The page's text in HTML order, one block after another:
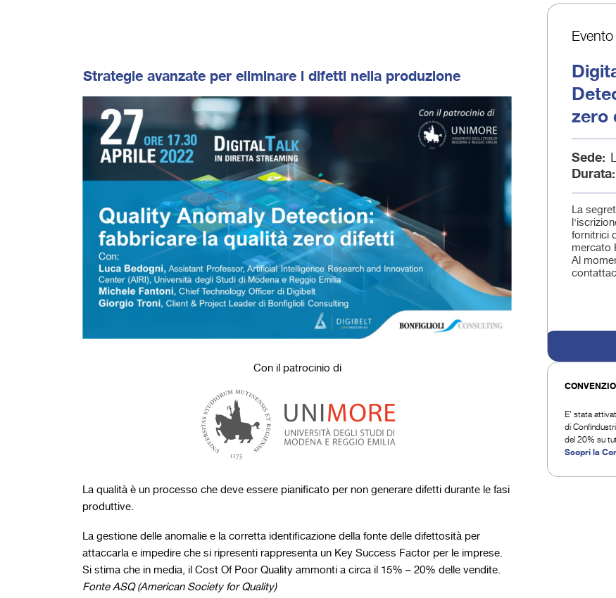
Strategie avanzate per eliminare i difetti nella produzione
Con il patrocinio di
La qualità è un processo che deve essere pianificato per non generare difetti durante le fasi
produttive.
La gestione delle anomalie e la corretta identificazione della fonte delle difettosità per
attaccarla e impedire che si ripresenti rappresenta un Key Success Factor per le imprese.
Si stima che in media, il Cost Of Poor Quality ammonti a circa il 15% – 20% delle vendite.
Fonte ASQ (American Society for Quality)
Evento
zero
Sede
Durata
La
fornitrici
mercato
Al
E’ stata
di
del 20% su
Scopri la